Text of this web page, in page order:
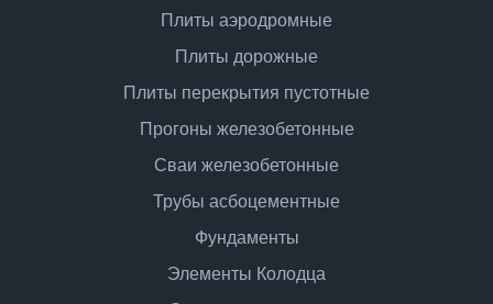
Плиты аэродромные
Плиты дорожные
Плиты перекрытия пустотные
Прогоны железобетонные
Сваи железобетонные
Трубы асбоцементные
Фундаменты
Элементы Колодца